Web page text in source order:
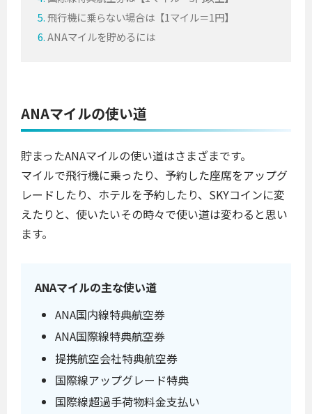
飛行機に乗らない場合は【1マイル＝1円】
ANAマイルを貯めるには
ANAマイルの使い道
貯まったANAマイルの使い道はさまざまです。
マイルで飛行機に乗ったり、予約した座席をアップグ
レードしたり、ホテルを予約したり、SKYコインに変
えたりと、使いたいその時々で使い道は変わると思い
ます。
ANAマイルの主な使い道
ANA国内線特典航空券
ANA国際線特典航空券
提携航空会社特典航空券
国際線アップグレード特典
国際線超過手荷物料金支払い